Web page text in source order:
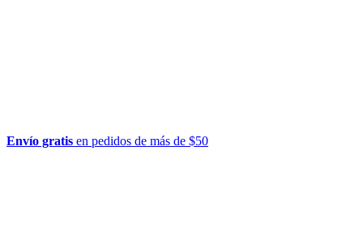
Envío gratis en pedidos de más de $50